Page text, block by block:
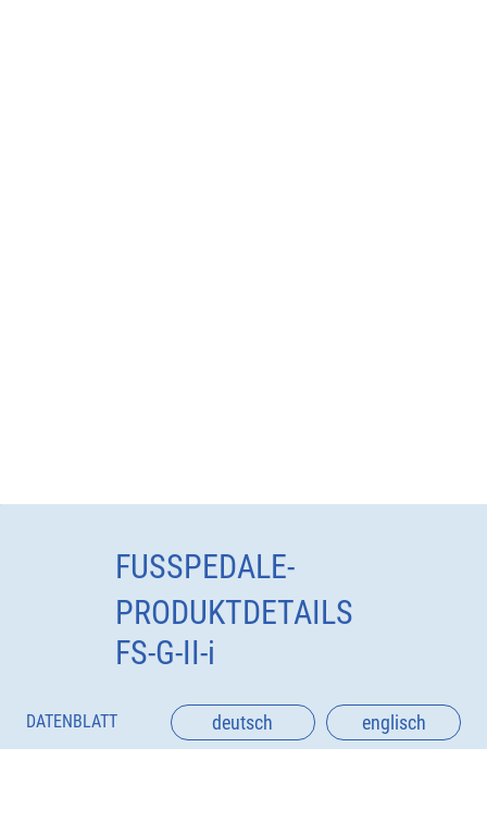
FUSSPEDALE-
PRODUKTDETAILS
FS-G-II-i
DATENBLATT englisch
deutsch